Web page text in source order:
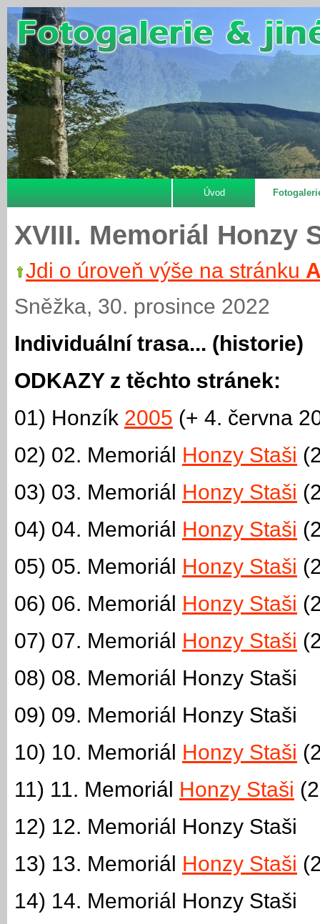
Úvod
XVIII. Memoriál Honzy
Jdi o úroveň výše na stránku
Sněžka, 30. prosince 2022
Individuální trasa... (historie)
ODKAZY z těchto stránek:
01) Honzík 2005 (+ 4. června
02) 02. Memoriál Honzy Staši
03) 03. Memoriál Honzy Staši
04) 04. Memoriál Honzy Staši
05) 05. Memoriál Honzy Staši
06) 06. Memoriál Honzy Staši
07) 07. Memoriál Honzy Staši
08) 08. Memoriál Honzy Staši
09) 09. Memoriál Honzy Staši
10) 10. Memoriál Honzy Staši
11) 11. Memoriál Honzy Staši
12) 12. Memoriál Honzy Staši
13) 13. Memoriál Honzy Staši
14) 14. Memoriál Honzy Staši